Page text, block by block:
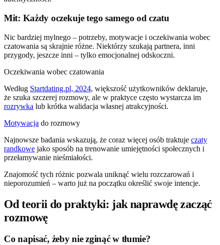
Mit: Każdy oczekuje tego samego od czatu
Nic bardziej mylnego – potrzeby, motywacje i oczekiwania wobec
czatowania są skrajnie różne. Niektórzy szukają partnera, inni
przygody, jeszcze inni – tylko emocjonalnej odskoczni.
Oczekiwania wobec czatowania
Według Startdating.pl, 2024, większość użytkowników deklaruje,
że szuka szczerej rozmowy, ale w praktyce często wystarcza im
rozrywka lub krótka walidacja własnej atrakcyjności.
Motywacja do rozmowy
Najnowsze badania wskazują, że coraz więcej osób traktuje czaty
randkowe jako sposób na trenowanie umiejętności społecznych i
przełamywanie nieśmiałości.
Znajomość tych różnic pozwala uniknąć wielu rozczarowań i
nieporozumień – warto już na początku określić swoje intencje.
Od teorii do praktyki: jak naprawdę zacząć
rozmowę
Co napisać, żeby nie zginąć w tłumie?